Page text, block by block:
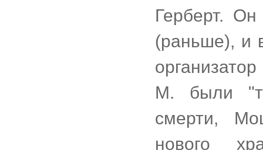
Герберт.
(раньше), и
М. были
смерти,
нового